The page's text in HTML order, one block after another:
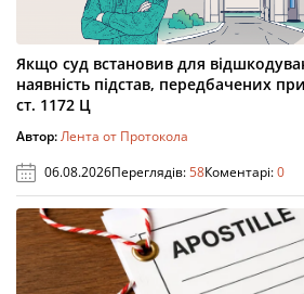
Якщо суд встановив для
наявність підстав, передбачених
ст. 1172 Ц
Автор:Лента от Протокола
06.08.2026Переглядів:58Коментарі:0